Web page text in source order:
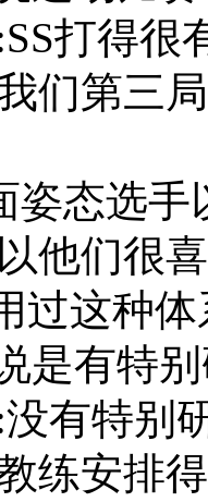
打得
们第三
姿态选
他们很
过这种
是有特
没有特别
练安排